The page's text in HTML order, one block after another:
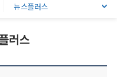
뉴스플러스
러스